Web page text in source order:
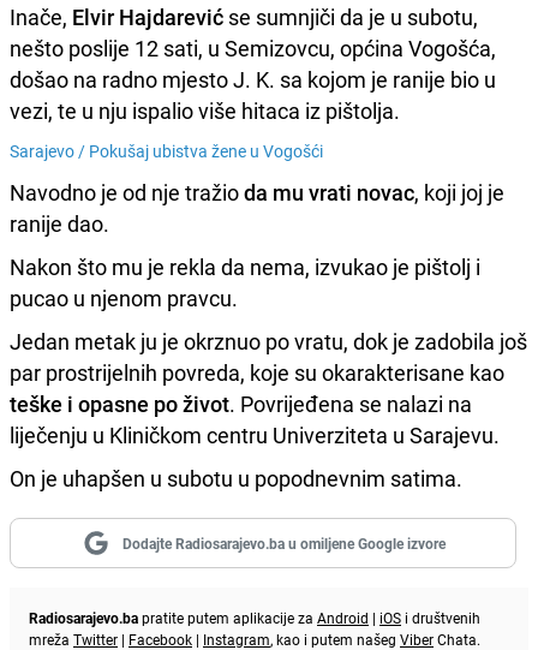
Inače, Elvir Hajdarević se sumnjiči da je u subotu,
nešto poslije 12 sati, u Semizovcu, općina Vogošća,
došao na radno mjesto J. K. sa kojom je ranije bio u
vezi, te u nju ispalio više hitaca iz pištolja.
Sarajevo / Pokušaj ubistva žene u Vogošći
Navodno je od nje tražioda mu vrati novac, koji joj je
ranije dao.
Nakon što mu je rekla da nema, izvukao je pištolj i
pucao u njenom pravcu.
Jedan metak ju je okrznuo po vratu, dok je zadobila još
par prostrijelnih povreda, koje su okarakterisane kao
teške i opasne po život. Povrijeđena se nalazi na
liječenju u Kliničkom centru Univerziteta u Sarajevu.
On je uhapšen u subotu u popodnevnim satima.
Dodajte Radiosarajevo.ba u omiljene Google izvore
Radiosarajevo.bapratite putem aplikacije za Android | iOS i društvenih
mreža Twitter | Facebook | Instagram, kao i putem našeg ViberChata.